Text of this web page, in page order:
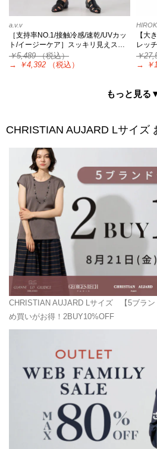
a.v.v
［支持率NO.1/接触冷感/速乾/UVカッ
ト/イージーケア］スッキリ見えス…
￥5,489（税込）
→
￥4,392 （税込）
【大
レッ
￥
→
￥
もっと見る
CHRISTIAN AUJARD Lサイズ
CHRISTIAN AUJARD Lサイズ 【5ブラン
め買いがお得！2BUY10%OFF